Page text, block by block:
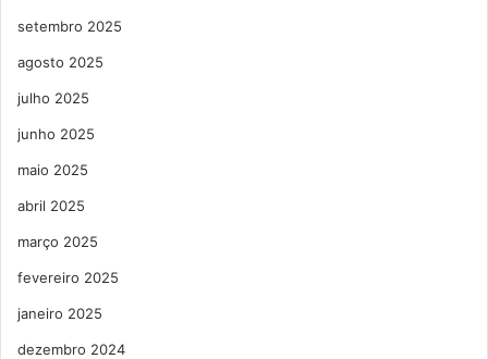
setembro 2025
agosto 2025
julho 2025
junho 2025
maio 2025
abril 2025
março 2025
fevereiro 2025
janeiro 2025
dezembro 2024